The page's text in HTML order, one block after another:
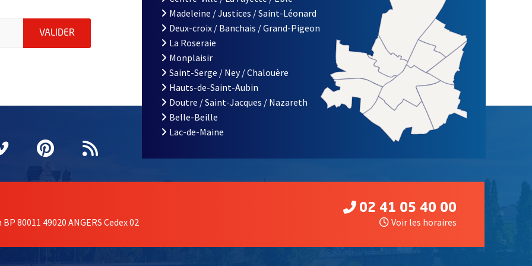
indiquez votre email (champ obligatoire)
VALIDER ENVOYER MA DEMANDE D'INSCRIPTION À LA LETTRE D'INFORMATION DE LA VILLE D'ANGERS
fenêtrefenêtre
une nouvelle fenêtre
Vimeo
, Ouvre une nouvelle fenêtre
Pinterest
, Ouvre une nouvelle fenêtre
Flux RSS
Madeleine / Justices / Saint-Léonard
Deux-croix / Banchais / Grand-Pigeon
La Roseraie
Monplaisir
Saint-Serge / Ney / Chalouère
Hauts-de-Saint-Aubin
Doutre / Saint-Jacques / Nazareth
Belle-Beille
Lac-de-Maine
80011 49020 ANGERS Cedex 02
02 41 05 40 00
Voir les horaires